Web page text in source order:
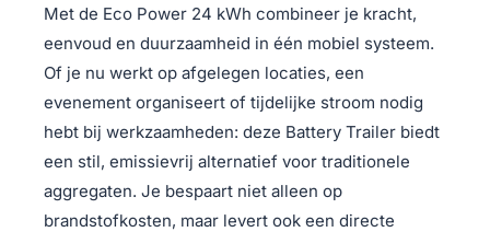
Met de Eco Power 24 kWh combineer je kracht,
eenvoud en duurzaamheid in één mobiel systeem.
Of je nu werkt op afgelegen locaties, een
evenement organiseert of tijdelijke stroom nodig
hebt bij werkzaamheden: deze Battery Trailer biedt
een stil, emissievrij alternatief voor traditionele
aggregaten. Je bespaart niet alleen op
brandstofkosten, maar levert ook een directe